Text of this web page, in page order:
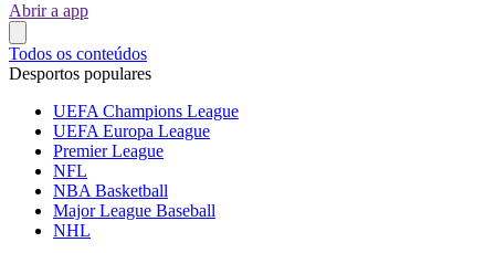
Abrir a app
Todos os conteúdos
Desportos populares
UEFA Champions League
UEFA Europa League
Premier League
NFL
NBA Basketball
Major League Baseball
NHL